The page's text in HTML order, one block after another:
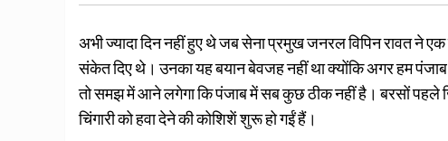
अभी ज्यादा दिन नहीं हुए थे जब सेना प्रमुख जनरल विपिन रावत ने
संकेत दिए थे। उनका यह बयान बेवजह नहीं था क्योंकि अगर हम
तो समझ में आने लगेगा कि पंजाब में सब कुछ ठीक नहीं है। बरसों पहले
चिंगारी को हवा देने की कोशिशें शुरू हो गईं हैं।